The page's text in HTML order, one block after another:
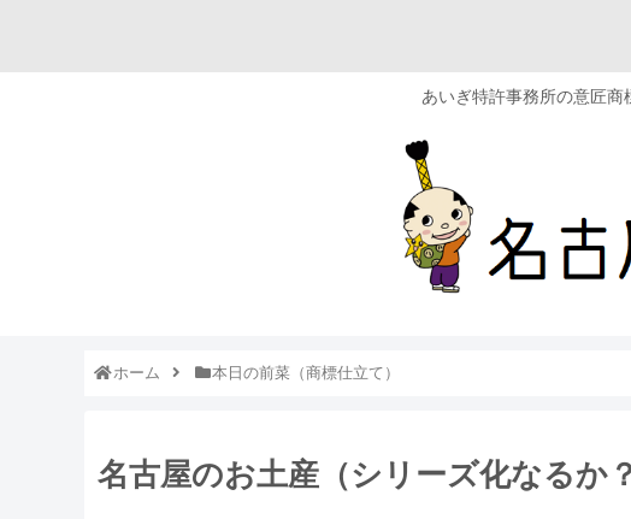
あいぎ特許事務所の意匠商
ホーム 本日の前菜（商標仕立て）
名古屋のお土産（シリーズ化なるか？